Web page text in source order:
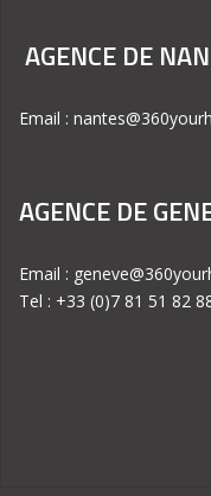
AGENCE DE
Email :
AGENCE DE
Email :
Tel : +33 (0)7 81 51 82